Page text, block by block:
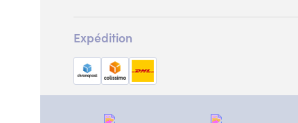
Expédition